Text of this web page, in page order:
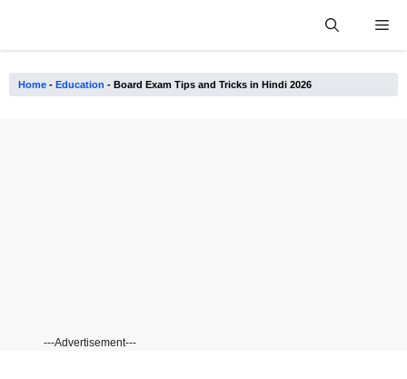
Home - Education - Board Exam Tips and Tricks in Hindi 2026
---Advertisement---